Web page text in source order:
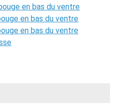
en bas du ventre
en bas du ventre
en bas du ventre